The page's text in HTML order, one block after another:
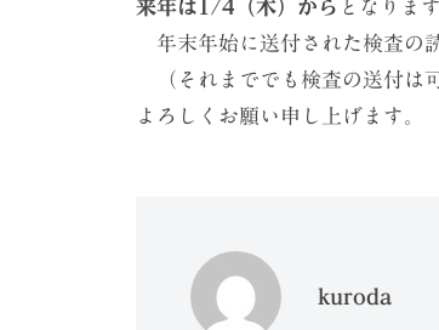
（
株
来年は1/4（木）から となります
年末年始に送付された検査の
（それまででも検査の送付は
よろしくお願い申し上げます。
kuroda